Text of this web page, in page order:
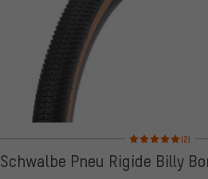
Note moyenne : 5
(2)
Schwalbe Pneu Rigide Billy